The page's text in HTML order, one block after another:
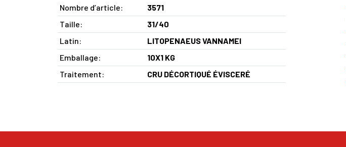
Nombre d’article:
3571
Taille:
31/40
Latin:
LITOPENAEUS VANNAMEI
Emballage:
10X1 KG
Traitement:
CRU DÉCORTIQUÉ ÉVISCERÉ